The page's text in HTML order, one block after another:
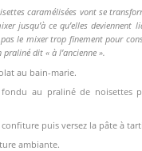
caramélisées vont se
jusqu’à ce qu’elles deviennent
le mixer trop finement pour
dit « à l’ancienne ».
au bain-marie.
au praliné de noisettes
puis versez la pâte à
ambiante.